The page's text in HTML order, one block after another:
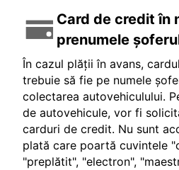
Card de credit în
prenumele
În cazul plății în avans,
trebuie să fie pe numele
colectarea autovehiculului.
de autovehicule, vor fi
carduri de credit. Nu sunt
plată care poartă cuvintele
"preplătit", "electron",